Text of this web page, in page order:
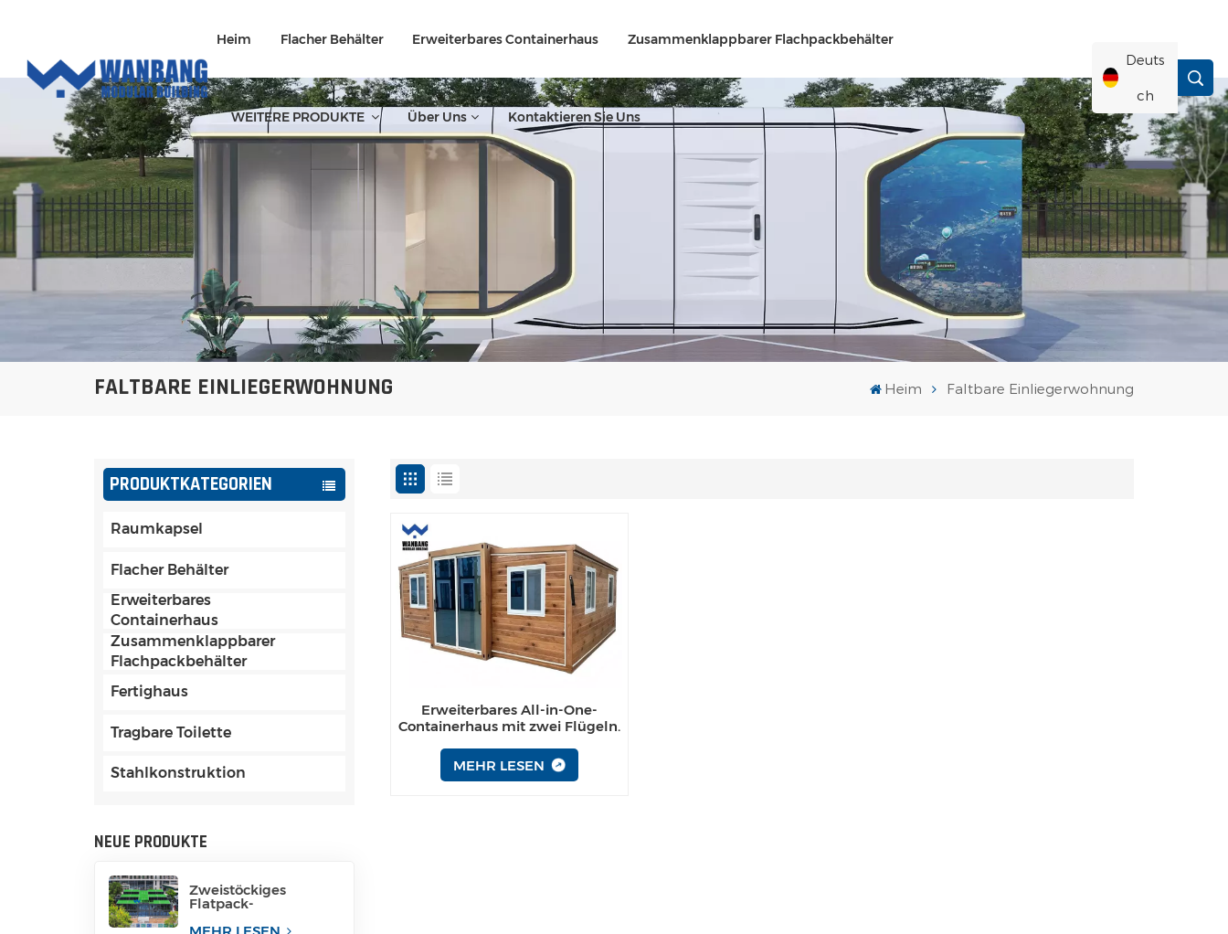
Heim Flacher Behälter Erweiterbares Containerhaus Zusammenklappbarer Flachpackbehälter
WEITERE PRODUKTE Über Uns Kontaktieren Sie Uns
Deuts
Ch
English
Français
Русский
FALTBARE EINLIEGERWOHNUNG Heim Faltbare Einliegerwohnung
PRODUKTKATEGORIEN
Raumkapsel
Flacher Behälter
Erweiterbares
Containerhaus
Zusammenklappbarer
Flachpackbehälter
Fertighaus
Tragbare Toilette
Stahlkonstruktion
NEUE PRODUKTE
Zweistöckiges
Flatpack-
Containerhaus aus
Erweiterbares All-in-One-
Containerhaus mit zwei Flügeln.
verfügbar
MEHR LESEN